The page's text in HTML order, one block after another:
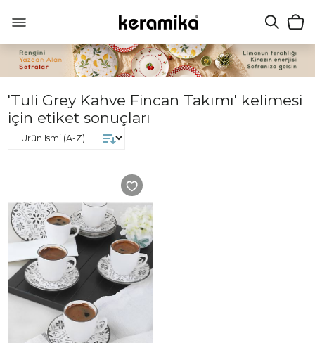
'Tuli Grey Kahve Fincan Takımı' kelimesi
için etiket sonuçları